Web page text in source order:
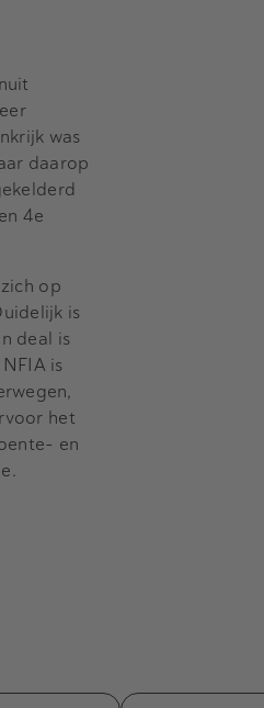
was
daarop
4e
op
is
deal is
is
het
en